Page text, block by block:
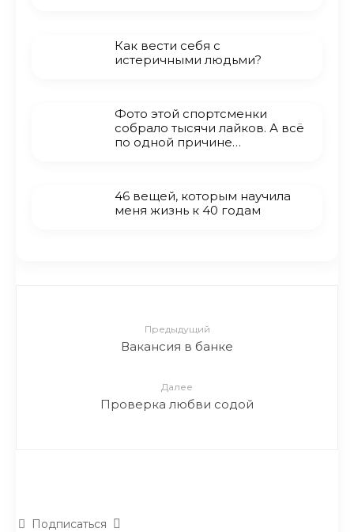
Как вести себя с
истеричными людьми?
Фото этой спортсменки
собрало тысячи лайков. А всё
по одной причине…
46 вещей, которым научила
меня жизнь к 40 годам
Предыдущий
Вакансия в банке
Далее
Проверка любви содой
Подписаться